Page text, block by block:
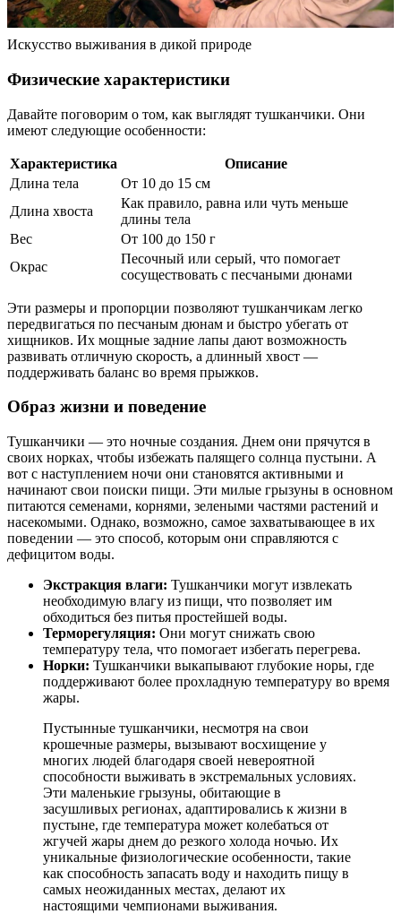
Искусство выживания в дикой природе
Физические характеристики
Давайте поговорим о том, как выглядят тушканчики. Они
имеют следующие особенности:
Характеристика
Описание
Длина тела
От 10 до 15 см
Длина хвоста
Как правило, равна или чуть меньше
длины тела
Вес
От 100 до 150 г
Окрас
Песочный или серый, что помогает
сосуществовать с песчаными дюнами
Эти размеры и пропорции позволяют тушканчикам легко
передвигаться по песчаным дюнам и быстро убегать от
хищников. Их мощные задние лапы дают возможность
развивать отличную скорость, а длинный хвост —
поддерживать баланс во время прыжков.
Образ жизни и поведение
Тушканчики — это ночные создания. Днем они прячутся в
своих норках, чтобы избежать палящего солнца пустыни. А
вот с наступлением ночи они становятся активными и
начинают свои поиски пищи. Эти милые грызуны в основном
питаются семенами, корнями, зелеными частями растений и
насекомыми. Однако, возможно, самое захватывающее в их
поведении — это способ, которым они справляются с
дефицитом воды.
Экстракция влаги: Тушканчики могут извлекать
необходимую влагу из пищи, что позволяет им
обходиться без питья простейшей воды.
Терморегуляция: Они могут снижать свою
температуру тела, что помогает избегать перегрева.
Норки: Тушканчики выкапывают глубокие норы, где
поддерживают более прохладную температуру во время
жары.
Пустынные тушканчики, несмотря на свои
крошечные размеры, вызывают восхищение у
многих людей благодаря своей невероятной
способности выживать в экстремальных условиях.
Эти маленькие грызуны, обитающие в
засушливых регионах, адаптировались к жизни в
пустыне, где температура может колебаться от
жгучей жары днем до резкого холода ночью. Их
уникальные физиологические особенности, такие
как способность запасать воду и находить пищу в
самых неожиданных местах, делают их
настоящими чемпионами выживания.